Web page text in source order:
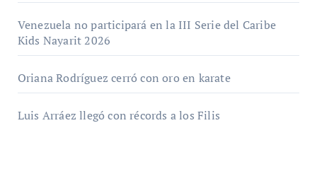
Venezuela no participará en la III Serie del Caribe
Kids Nayarit 2026
Oriana Rodríguez cerró con oro en karate
Luis Arráez llegó con récords a los Filis